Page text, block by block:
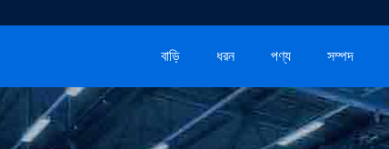
বাড়ি ধরন পণ্য সম্পদ